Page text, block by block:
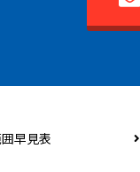
早見表